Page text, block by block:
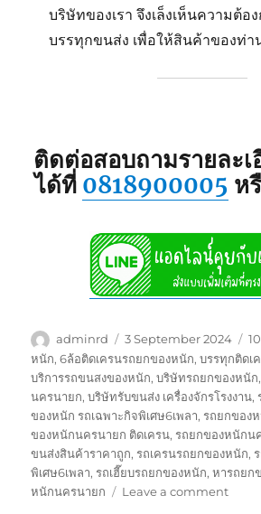
บริษัทของเรา จึงเล็งเห็นความต้อ
บรรทุกขนส่ง เพื่อให้สินค้าของท่า
ติดต่อสอบถามรายละเ
ได้ที่ 0818900005 ห
Author
adminrd
Posted
on
3 September 2024
หนัก,6ล้อติดเครนรถยกของหนัก,บรรทุกติดเ
บริการรถขนสงของหนัก,บริษัทรถยกของหนัก
นครนายก,บริษัทรับขนส่ง เครื่องจักรโรงงาน,
ของหนัก รถเฉพาะกิจพิเศษ6เพลา,รถยกของ
ของหนักนครนายก ติดเครน,รถยกของหนักน
ขนส่งสินค้าราคาถูก,รถเครนรถยกของหนัก,
พิเศษ6เพลา,รถเฮี๊ยบรถยกของหนัก,หารถยก
หนักนครนายก
Leave a commenton